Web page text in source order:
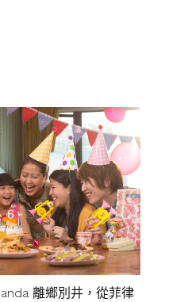
離鄉別井，從菲律